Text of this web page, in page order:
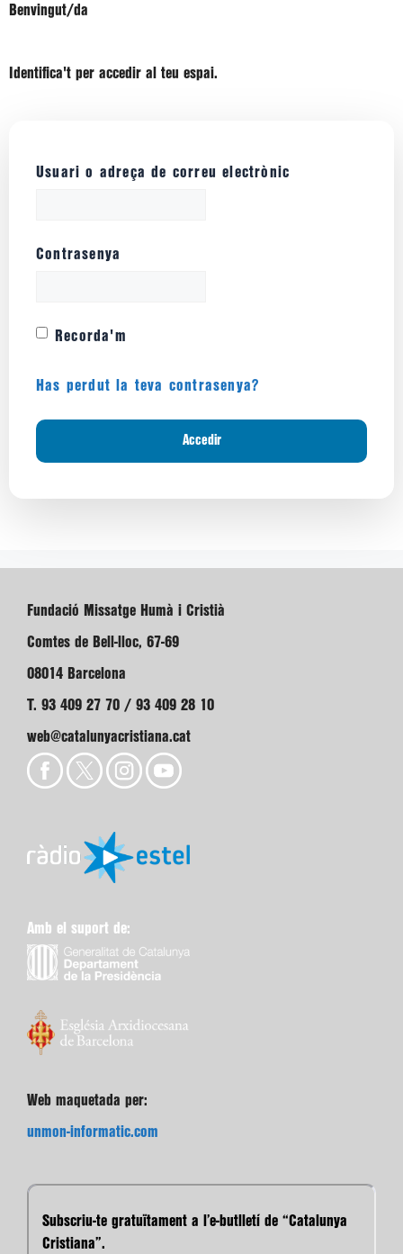
Benvingut/da
Identifica't per accedir al teu espai.
Usuari o adreça de correu electrònic
Contrasenya
Recorda'm
Has perdut la teva contrasenya?
Fundació Missatge Humà i Cristià
Comtes de Bell-lloc, 67-69
08014 Barcelona
T. 93 409 27 70 / 93 409 28 10
web@catalunyacristiana.cat
Amb el suport de:
Web maquetada per:
unmon-informatic.com
Subscriu-te gratuïtament a l’e-butlletí de “Catalunya
Cristiana”.